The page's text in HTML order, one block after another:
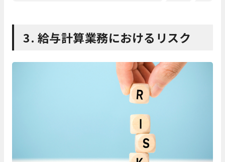
3. 給与計算業務におけるリスク